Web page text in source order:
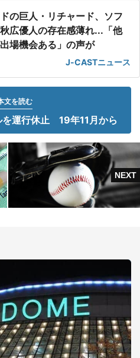
の巨人・リチャード、ソフ
広優人の存在感薄れ...「他
場機会ある」の声が
J-CASTニュース
文を読む
を運行休止 19年11月から